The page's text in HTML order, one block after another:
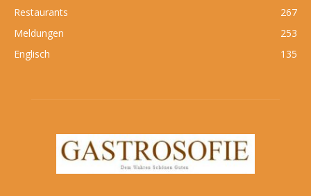
Restaurants
267
Meldungen
253
Englisch
135